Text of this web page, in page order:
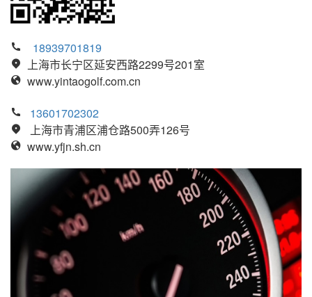
18939701819
上海市长宁区延安西路2299号201室
www.yintaogolf.com.cn
13601702302
上海市青浦区浦仓路500弄126号
www.yfjn.sh.cn